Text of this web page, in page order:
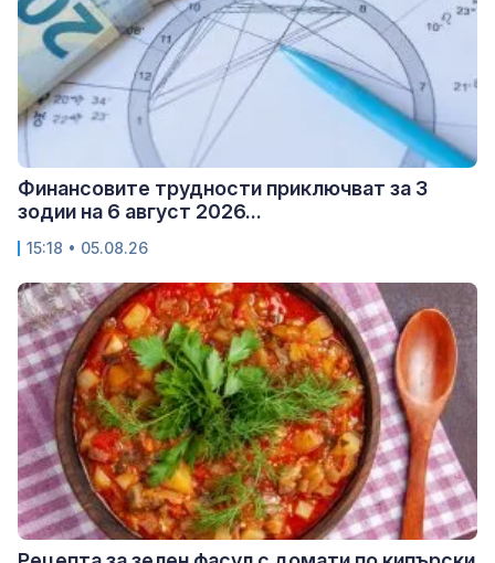
Финансовите трудности приключват за 3
зодии на 6 август 2026...
15:18 • 05.08.26